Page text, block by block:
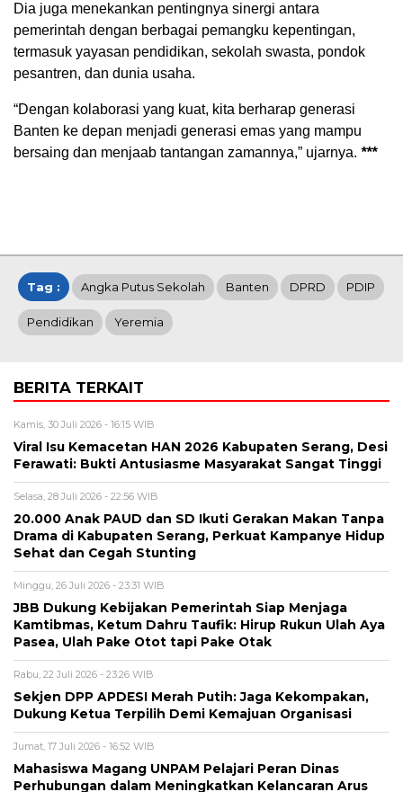
Dia juga menekankan pentingnya sinergi antara
pemerintah dengan berbagai pemangku kepentingan,
termasuk yayasan pendidikan, sekolah swasta, pondok
pesantren, dan dunia usaha.
“Dengan kolaborasi yang kuat, kita berharap generasi
Banten ke depan menjadi generasi emas yang mampu
bersaing dan menjaab tantangan zamannya,” ujarnya. ***
Tag : Angka Putus Sekolah Banten DPRD PDIP
Pendidikan Yeremia
BERITA TERKAIT
Kamis, 30 Juli 2026 - 16:15 WIB
Viral Isu Kemacetan HAN 2026 Kabupaten Serang, Desi
Ferawati: Bukti Antusiasme Masyarakat Sangat Tinggi
Selasa, 28 Juli 2026 - 22:56 WIB
20.000 Anak PAUD dan SD Ikuti Gerakan Makan Tanpa
Drama di Kabupaten Serang, Perkuat Kampanye Hidup
Sehat dan Cegah Stunting
Minggu, 26 Juli 2026 - 23:31 WIB
JBB Dukung Kebijakan Pemerintah Siap Menjaga
Kamtibmas, Ketum Dahru Taufik: Hirup Rukun Ulah Aya
Pasea, Ulah Pake Otot tapi Pake Otak
Rabu, 22 Juli 2026 - 23:26 WIB
Sekjen DPP APDESI Merah Putih: Jaga Kekompakan,
Dukung Ketua Terpilih Demi Kemajuan Organisasi
Jumat, 17 Juli 2026 - 16:52 WIB
Mahasiswa Magang UNPAM Pelajari Peran Dinas
Perhubungan dalam Meningkatkan Kelancaran Arus